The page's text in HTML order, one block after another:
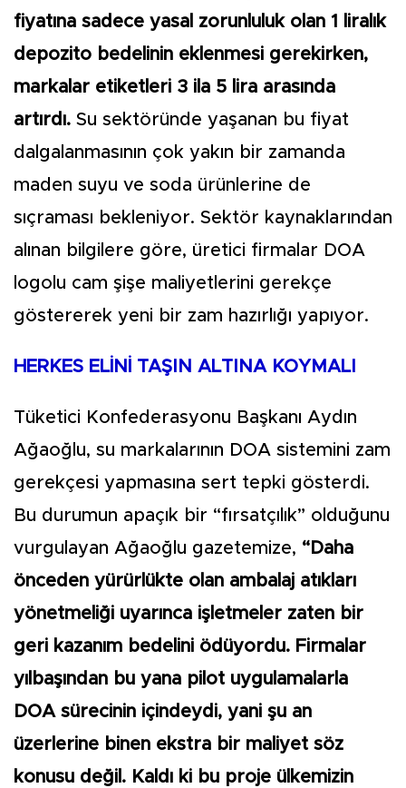
fiyatına sadece yasal zorunluluk olan 1 liralık
depozito bedelinin eklenmesi gerekirken,
markalar etiketleri 3 ila 5 lira arasında
artırdı. Su sektöründe yaşanan bu fiyat
dalgalanmasının çok yakın bir zamanda
maden suyu ve soda ürünlerine de
sıçraması bekleniyor. Sektör kaynaklarından
alınan bilgilere göre, üretici firmalar DOA
logolu cam şişe maliyetlerini gerekçe
göstererek yeni bir zam hazırlığı yapıyor.
HERKES ELİNİ TAŞIN ALTINA KOYMALI
Tüketici Konfederasyonu Başkanı Aydın
Ağaoğlu, su markalarının DOA sistemini zam
gerekçesi yapmasına sert tepki gösterdi.
Bu durumun apaçık bir “fırsatçılık” olduğunu
vurgulayan Ağaoğlu gazetemize, “Daha
önceden yürürlükte olan ambalaj atıkları
yönetmeliği uyarınca işletmeler zaten bir
geri kazanım bedelini ödüyordu. Firmalar
yılbaşından bu yana pilot uygulamalarla
DOA sürecinin içindeydi, yani şu an
üzerlerine binen ekstra bir maliyet söz
konusu değil. Kaldı ki bu proje ülkemizin